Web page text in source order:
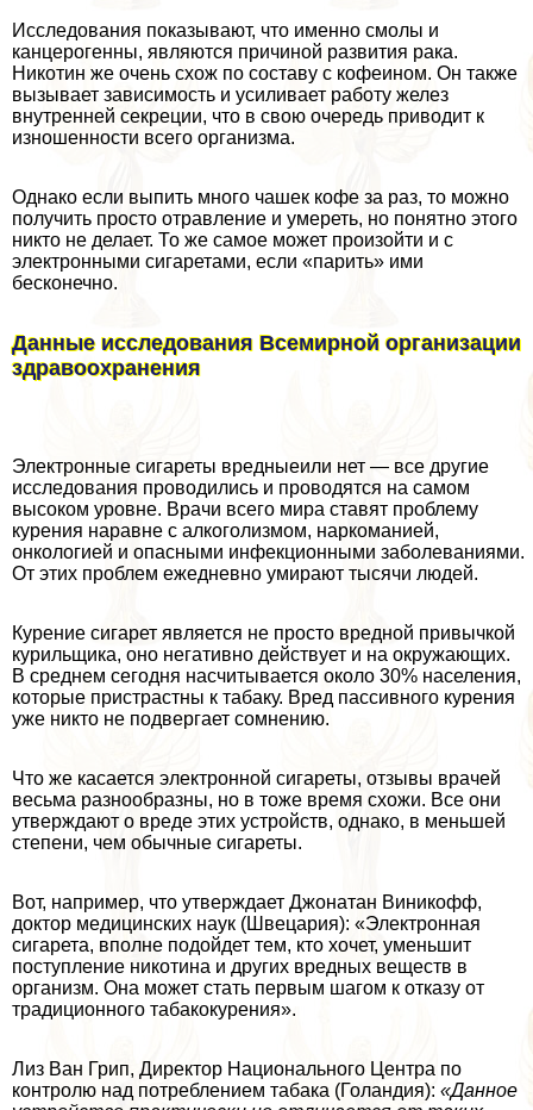
Исследования показывают, что именно смолы и
канцерогенны, являются причиной развития paка.
Никотин же очень схож по составу с кофеином. Он также
вызывает зависимость и усиливает работу желез
внутренней секреции, что в свою очередь приводит к
изношенности всего организма.
Однако если выпить много чашек кофе за раз, то можно
получить просто отравление и умереть, но понятно этого
никто не делает. То же самое может произойти и с
электронными сигаретами, если «парить» ими
бесконечно.
Данные исследования Всемирной организации
здравоохранения
Электронные сигареты вредныеили нет — все другие
исследования проводились и проводятся на самом
высоком уровне. Врачи всего мира ставят проблему
курения наравне с алкоголизмом, наркоманией,
oнкoлoгией и опасными инфекционными заболеваниями.
От этих проблем ежедневно умирают тысячи людей.
Курение сигарет является не просто вредной привычкой
курильщика, оно негативно действует и на окружающих.
В среднем сегодня насчитывается около 30% населения,
которые пристрастны к табаку. Вред пассивного курения
уже никто не подвергает сомнению.
Что же касается электронной сигареты, отзывы врачей
весьма разнообразны, но в тоже время схожи. Все они
утверждают о вреде этих устройств, однако, в меньшей
степени, чем обычные сигареты.
Вот, например, что утверждает Джонатан Виникофф,
доктор медицинских наук (Швецария): «Электронная
сигарета, вполне подойдет тем, кто хочет, уменьшит
поступление никотина и других вредных веществ в
организм. Она может стать первым шагом к отказу от
традиционного табакокурения».
Лиз Ван Грип, Директор Национального Центра по
контролю над потрeблением табака (Голандия): «Данное